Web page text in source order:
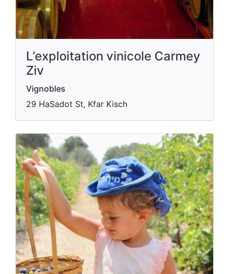
L’exploitation vinicole Carmey
Ziv
Vignobles
29 HaSadot St, Kfar Kisch